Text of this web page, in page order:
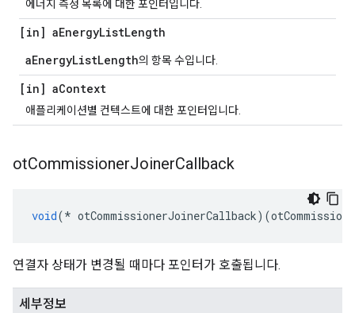
에너지 측정 목록에 대한 포인터입니다.
[in] aEnergyListLength
aEnergyListLength의 항목 수입니다.
[in] aContext
애플리케이션별 컨텍스트에 대한 포인터입니다.
otCommissionerJoinerCallback
void(* otCommissionerJoinerCallback)(
연결자 상태가 변경될 때마다 포인터가 호출됩니다.
세부정보